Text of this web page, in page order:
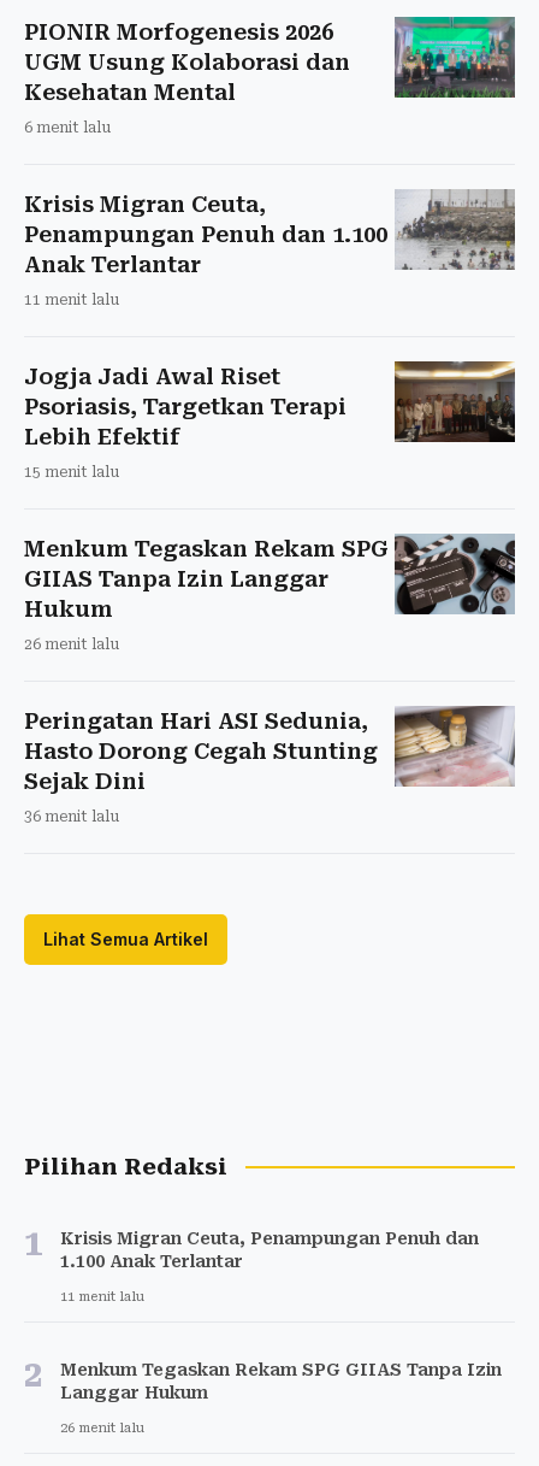
PIONIR Morfogenesis 2026
UGM Usung Kolaborasi dan
Kesehatan Mental
6 menit lalu
Krisis Migran Ceuta,
Penampungan Penuh dan 1.100
Anak Terlantar
11 menit lalu
Jogja Jadi Awal Riset
Psoriasis, Targetkan Terapi
Lebih Efektif
15 menit lalu
Menkum Tegaskan Rekam SPG
GIIAS Tanpa Izin Langgar
Hukum
26 menit lalu
Peringatan Hari ASI Sedunia,
Hasto Dorong Cegah Stunting
Sejak Dini
36 menit lalu
Lihat Semua Artikel
Pilihan Redaksi
1
Krisis Migran Ceuta, Penampungan Penuh dan
1.100 Anak Terlantar
11 menit lalu
2
Menkum Tegaskan Rekam SPG GIIAS Tanpa Izin
Langgar Hukum
26 menit lalu